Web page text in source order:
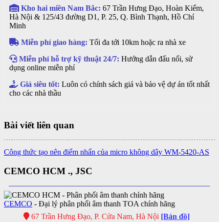
Kho hai miền Nam Bắc: 67 Trần Hưng Đạo, Hoàn Kiếm,
Hà Nội & 125/43 đường D1, P. 25, Q. Bình Thạnh, Hồ Chí
Minh
Miễn phí giao hàng: Tối đa tới 10km hoặc ra nhà xe
Miễn phí hỗ trợ kỹ thuật 24/7: Hướng dẫn đấu nối, sử
dụng online miễn phí
Giá siêu tốt: Luôn có chính sách giá và bảo vệ dự án tốt nhất
cho các nhà thầu
Bài viết liên quan
Công thức tạo nên điểm nhấn của micro không dây WM-5420-AS
CEMCO HCM ., JSC
CEMCO - Đại lý phân phối âm thanh TOA chính hãng
67 Trần Hưng Đạo, P. Cửa Nam, Hà Nội [Bản đồ]